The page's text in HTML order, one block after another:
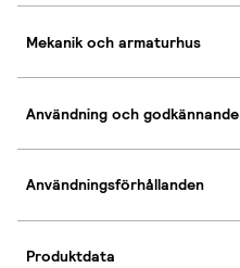
Mekanik och armaturhus
Användning och godkännande
Användningsförhållanden
Produktdata